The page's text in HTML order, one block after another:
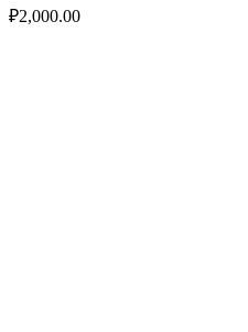
₽2,000.00